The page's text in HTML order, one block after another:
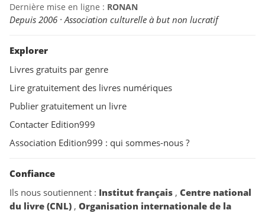
Dernière mise en ligne : RONAN
Depuis 2006 · Association culturelle à but non lucratif
Explorer
Livres gratuits par genre
Lire gratuitement des livres numériques
Publier gratuitement un livre
Contacter Edition999
Association Edition999 : qui sommes-nous ?
Confiance
Ils nous soutiennent : Institut français , Centre national
du livre (CNL) , Organisation internationale de la